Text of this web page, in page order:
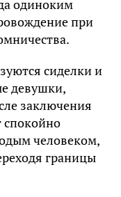
одиноким
при
сиделки и
девушки,
заключения
спокойно
человеком,
границы